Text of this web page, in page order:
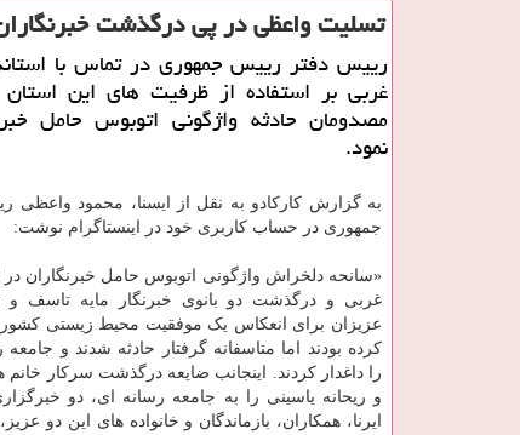
تسلیت واعظی در پی درگذشت خبرنگاران
رییس دفتر رییس جمهوری در تماس با
غربی بر استفاده از ظرفیت های این استان
مصدومان حادثه واژگونی اتوبوس حامل
نمود.
به گزارش کارکادو به نقل از ایسنا، محمود واعظی
جمهوری در حساب کاربری خود در اینستاگرام نوشت:
«سانحه دلخراش واژگونی اتوبوس حامل خبرنگاران در
غربی و درگذشت دو بانوی خبرنگار مایه تاسف و
عزیزان برای انعکاس یک موفقیت محیط زیستی
کرده بودند اما متاسفانه گرفتار حادثه شدند و
را داغدار کردند. اینجانب ضایعه درگذشت سرکار خانم
و ریحانه یاسینی را به جامعه رسانه ای، دو
ایرنا، همکاران، بازماندگان و خانواده های این دو